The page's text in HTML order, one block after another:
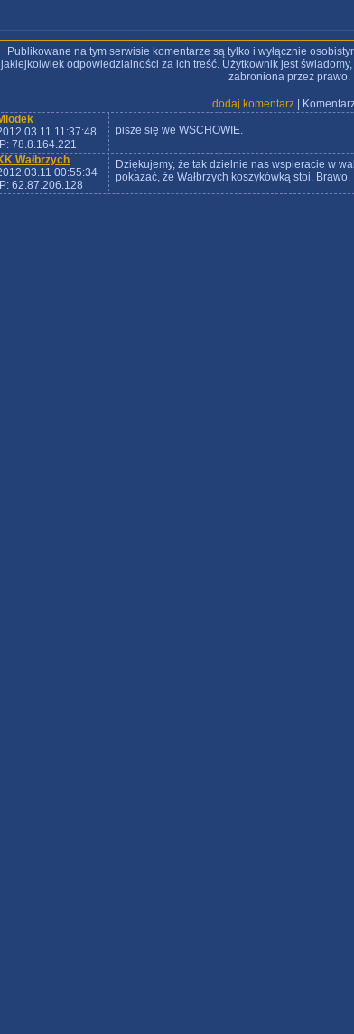
Publikowane na tym serwisie komentarze są tylko i wyłącznie
jakiejkolwiek odpowiedzialności za ich treść. Użytkownik jest
zabroniona przez prawo.
dodaj komentarz|
11:37:48
IP: 78.8.164.221
pisze się we WSCHOWIE.
Wałbrzych
00:55:34
IP: 62.87.206.128
Dziękujemy, że tak dzielnie nas wspieracie w
pokazać, że Wałbrzych koszykówką stoi. Brawo.